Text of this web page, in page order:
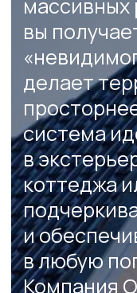
алюминиевые и
многослойные
надежную
бесплатную
и узнайте, как
террасу в
пространство
в любое время